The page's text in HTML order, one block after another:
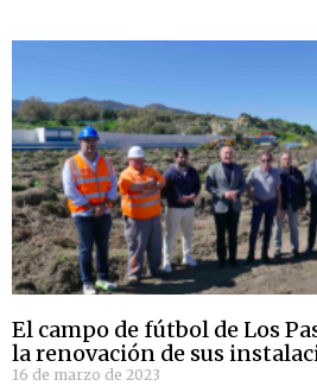
El campo de fútbol de Los
la renovación de sus
16 de marzo de 2023